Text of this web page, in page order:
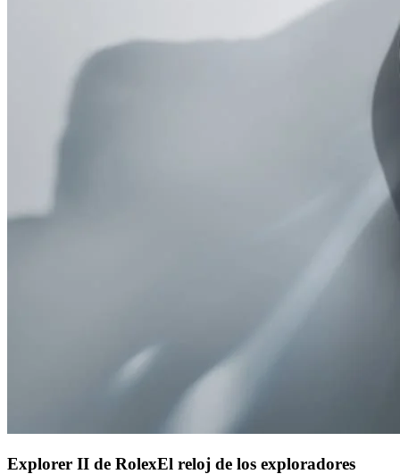
Explorer II de RolexEl reloj de los exploradores